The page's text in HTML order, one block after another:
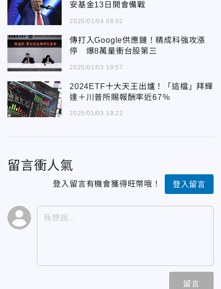
安基金13日開會備戰
2025/01/04 08:02
傳打入Google供應鏈！精成科強攻漲
停 爆8萬量衝台股第三
2025/01/03 19:57
2024ETF十大天王出爐！「這檔」拜輝
達＋川普所賜報酬率近67％
2025/01/03 19:22
留言衝人氣
登入留言有機會獲得旺幣哦！ 登入留言
留言